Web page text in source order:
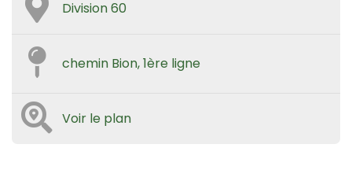
Division 60
chemin Bion, 1ère ligne
Voir le plan